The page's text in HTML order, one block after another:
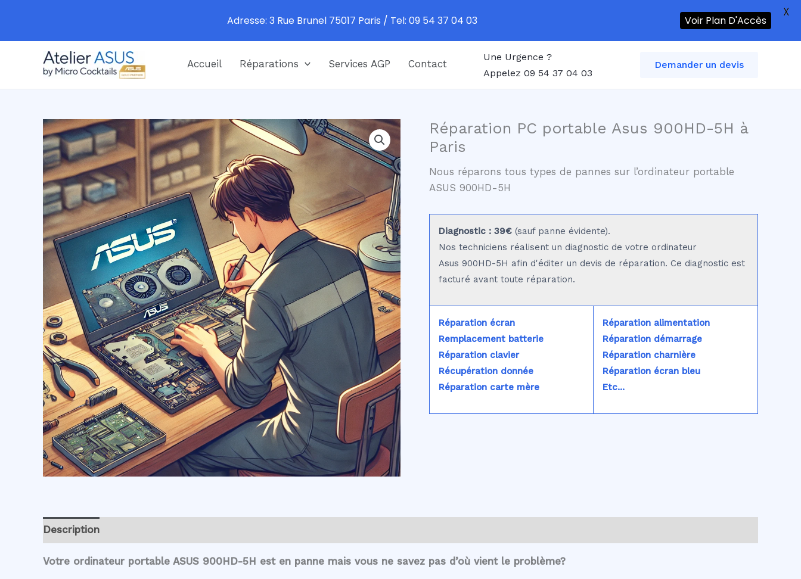
Accueil Réparations Services AGP Contact
Une Urgence ?
Appelez 09 54 37 04 03
Demander un devis
Réparation PC portable Asus 900HD-5H à
Paris
Nous réparons tous types de pannes sur l’ordinateur portable
ASUS 900HD-5H
Diagnostic : 39€ (sauf panne évidente).
Nos techniciens réalisent un diagnostic de votre ordinateur
Asus 900HD-5H afin d'éditer un devis de réparation. Ce diagnostic est
facturé avant toute réparation.
Réparation écran
Remplacement batterie
Réparation clavier
Récupération donnée
Réparation carte mère
Réparation alimentation
Réparation démarrage
Réparation charnière
Réparation écran bleu
Etc...
Description
Votre ordinateur portable ASUS 900HD-5H est en panne mais vous ne savez pas d’où vient le problème?
Adresse: 3 Rue Brunel 75017 Paris / Tel: 09 54 37 04 03 Voir Plan D'Accès
X